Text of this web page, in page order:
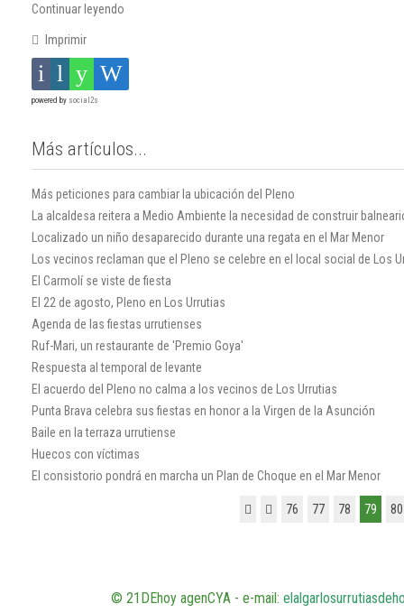
Continuar leyendo
Imprimir
powered by social2s
Más artículos...
Más peticiones para cambiar la ubicación del Pleno
La alcaldesa reitera a Medio Ambiente la necesidad de construir
Localizado un niño desaparecido durante una regata en el Mar Menor
Los vecinos reclaman que el Pleno se celebre en el local social de Los
El Carmolí se viste de fiesta
El 22 de agosto, Pleno en Los Urrutias
Agenda de las fiestas urrutienses
Ruf-Mari, un restaurante de 'Premio Goya'
Respuesta al temporal de levante
El acuerdo del Pleno no calma a los vecinos de Los Urrutias
Punta Brava celebra sus fiestas en honor a la Virgen de la Asunción
Baile en la terraza urrutiense
Huecos con víctimas
El consistorio pondrá en marcha un Plan de Choque en el Mar Menor
76 77 78 79 80
© 21DEhoy agenCYA - e-mail: